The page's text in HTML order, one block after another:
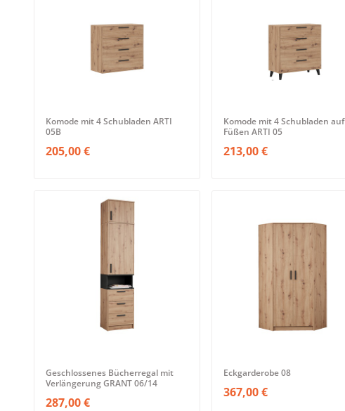
Komode mit 4 Schubladen ARTI
05B
205,00 €
Komode mit 4 Schubladen auf
Füßen ARTI 05
213,00 €
Geschlossenes Bücherregal mit
Verlängerung GRANT 06/14
287,00 €
Eckgarderobe 08
367,00 €